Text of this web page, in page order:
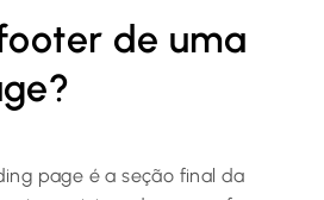
de uma
page é a seção final da